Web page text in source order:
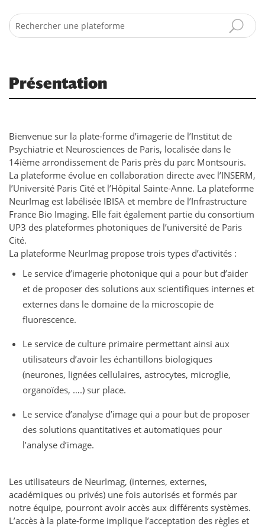
Search
Présentation
Bienvenue sur la plate-forme d’imagerie de l’Institut de
Psychiatrie et Neurosciences de Paris, localisée dans le
14ième arrondissement de Paris près du parc Montsouris.
La plateforme évolue en collaboration directe avec l’INSERM,
l’Université Paris Cité et l’Hôpital Sainte-Anne. La plateforme
NeurImag est labélisée IBISA et membre de l’Infrastructure
France Bio Imaging. Elle fait également partie du consortium
UP3 des plateformes photoniques de l’université de Paris
Cité.
La plateforme NeurImag propose trois types d’activités :
Le service d’imagerie photonique qui a pour but d’aider
et de proposer des solutions aux scientifiques internes et
externes dans le domaine de la microscopie de
fluorescence.
Le service de culture primaire permettant ainsi aux
utilisateurs d’avoir les échantillons biologiques
(neurones, lignées cellulaires, astrocytes, microglie,
organoïdes, ….) sur place.
Le service d’analyse d’image qui a pour but de proposer
des solutions quantitatives et automatiques pour
l’analyse d’image.
Les utilisateurs de NeurImag, (internes, externes,
académiques ou privés) une fois autorisés et formés par
notre équipe, pourront avoir accès aux différents systèmes.
L’accès à la plate-forme implique l’acceptation des règles et